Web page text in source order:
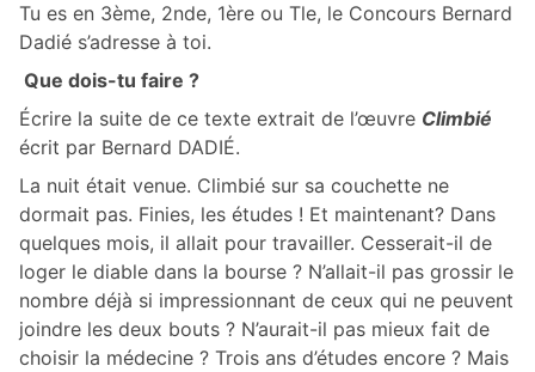
Tu es en 3ème, 2nde, 1ère ou Tle, le Concours Bernard
Dadié s’adresse à toi.
Que dois-tu faire ?
Écrire la suite de ce texte extrait de l’œuvre Climbié
écrit par Bernard DADIÉ.
La nuit était venue. Climbié sur sa couchette ne
dormait pas. Finies, les études ! Et maintenant? Dans
quelques mois, il allait pour travailler. Cesserait-il de
loger le diable dans la bourse ? N’allait-il pas grossir le
nombre déjà si impressionnant de ceux qui ne peuvent
joindre les deux bouts ? N’aurait-il pas mieux fait de
choisir la médecine ? Trois ans d’études encore ? Mais